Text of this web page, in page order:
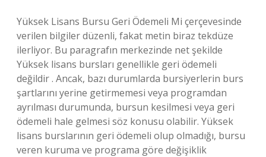
Yüksek Lisans Bursu Geri Ödemeli Mi çerçevesinde
verilen bilgiler düzenli, fakat metin biraz tekdüze
ilerliyor. Bu paragrafın merkezinde net şekilde
Yüksek lisans bursları genellikle geri ödemeli
değildir . Ancak, bazı durumlarda bursiyerlerin burs
şartlarını yerine getirmemesi veya programdan
ayrılması durumunda, bursun kesilmesi veya geri
ödemeli hale gelmesi söz konusu olabilir. Yüksek
lisans burslarının geri ödemeli olup olmadığı, bursu
veren kuruma ve programa göre değişiklik